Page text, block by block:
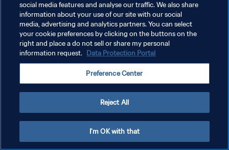
POLITIQUE DE CONFIDENTIALITÉ
CONDITIONS D'UTILISATION
GÉRER VOS PRÉFÉRENCES SUR LES COOKIES
social media features and analyse our traffic. We also share
information about your use of our site with our social
media, advertising and analytics partners. You can select
your cookie preferences by clicking on the buttons on the
right and place a do not sell or share my personal
information request. Data Protection Portal
Preference Center
Reject All
I'm OK with that